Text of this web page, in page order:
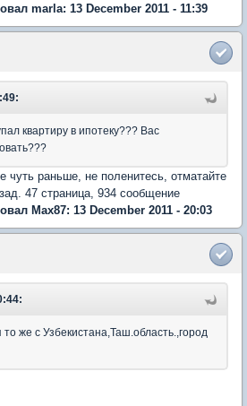
marla: 13 December 2011 - 11:39
квартиру в ипотеку??? Вас
чуть раньше, не поленитесь, отматайте
47 страница, 934 сообщение
Max87: 13 December 2011 - 20:03
же с Узбекистана,Таш.область.,город